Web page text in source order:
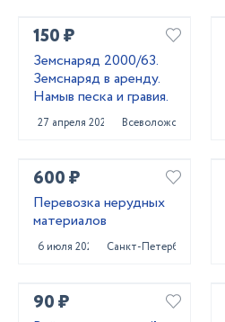
150 ₽
Земснаряд 2000/63.
Земснаряд в аренду.
Намыв песка и гравия.
27 апреля 2023 Всеволожск
600 ₽
Перевозка нерудных
материалов
6 июля 2023 Санкт-Петербург
90 ₽